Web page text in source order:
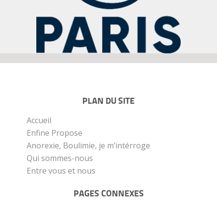
PLAN DU SITE
Accueil
Enfine Propose
Anorexie, Boulimie, je m’intérroge
Qui sommes-nous
Entre vous et nous
PAGES CONNEXES